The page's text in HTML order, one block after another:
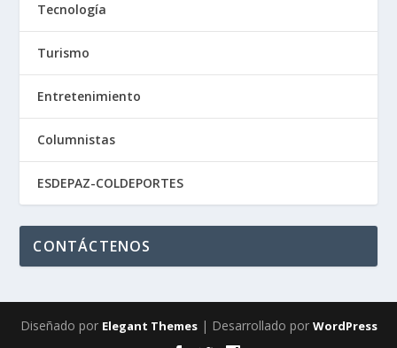
Tecnología
Turismo
Entretenimiento
Columnistas
ESDEPAZ-COLDEPORTES
CONTÁCTENOS
Diseñado por Elegant Themes| Desarrollado por WordPress